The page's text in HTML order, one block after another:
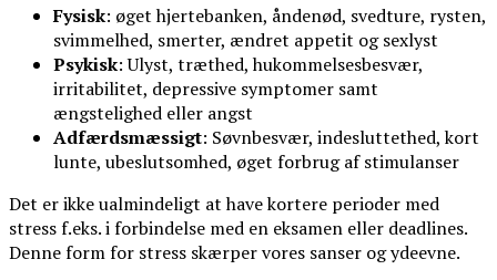
Fysisk: øget hjertebanken, åndenød, svedture, rysten,
svimmelhed, smerter, ændret appetit og sexlyst
Psykisk: Ulyst, træthed, hukommelsesbesvær,
irritabilitet, depressive symptomer samt
ængstelighed eller angst
Adfærdsmæssigt: Søvnbesvær, indesluttethed, kort
lunte, ubeslutsomhed, øget forbrug af stimulanser
Det er ikke ualmindeligt at have kortere perioder med
stress f.eks. i forbindelse med en eksamen eller deadlines.
Denne form for stress skærper vores sanser og ydeevne.